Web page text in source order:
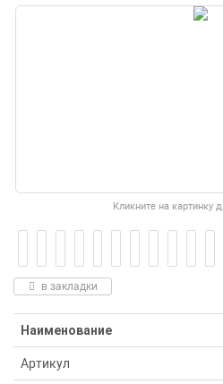
Кликните на картинку
в закладки
Наименование
Артикул